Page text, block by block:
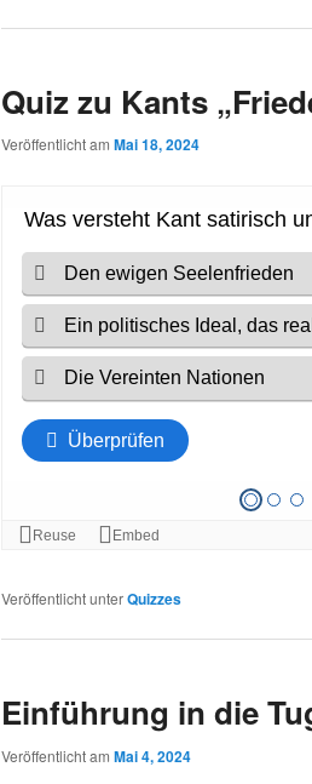
Quiz zu Kants
Veröffentlicht am Mai 18, 2024
Veröffentlicht unterQuizzes
Einführung in die
Veröffentlicht am Mai 4, 2024